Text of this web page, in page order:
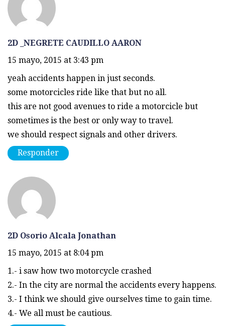
2D _NEGRETE CAUDILLO AARON
15 mayo, 2015 at 3:43 pm
yeah accidents happen in just seconds.
some motorcicles ride like that but no all.
this are not good avenues to ride a motorcicle but
sometimes is the best or only way to travel.
we should respect signals and other drivers.
Responder
2D Osorio Alcala Jonathan
15 mayo, 2015 at 8:04 pm
1.- i saw how two motorcycle crashed
2.- In the city are normal the accidents every happens.
3.- I think we should give ourselves time to gain time.
4.- We all must be cautious.